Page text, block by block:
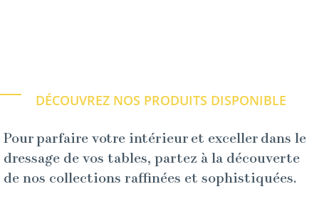
DÉCOUVREZ NOS PRODUITS DISPONIBLE
Pour parfaire votre intérieur et exceller dans le
dressage de vos tables, partez à la découverte
de nos collections raffinées et sophistiquées.